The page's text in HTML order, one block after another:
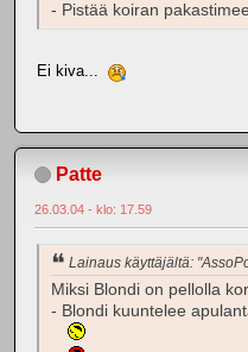
- Pistää koiran
Ei kiva...
Patte
26.03.04 - klo: 17.59
Lainaus käyttäjältä:
Miksi Blondi on pellolla
- Blondi kuuntelee